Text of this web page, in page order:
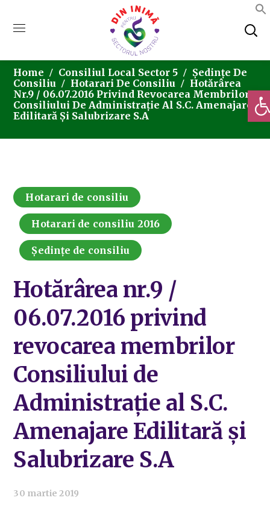
Home Consiliul Local Sector 5
Ședințe De
Consiliu
Hotarari De Consiliu
Hotărârea
Nr.9 / 06.07.2016 Privind Revocarea Membrilor
Consiliului De Administrație Al S.C. Amenajare
Edilitară Și Salubrizare S.A
Hotarari de consiliu
Hotarari de consiliu 2016
Ședințe de consiliu
Hotărârea nr.9 /
06.07.2016 privind
revocarea membrilor
Consiliului de
Administrație al S.C.
Amenajare Edilitară și
Salubrizare S.A
30 martie 2019